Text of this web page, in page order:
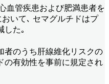
血管疾患および肥満患者を
いて､ セマグルチドはプ
した｡
者のうち肝線維化リスクの
の有効性を事前に規定され